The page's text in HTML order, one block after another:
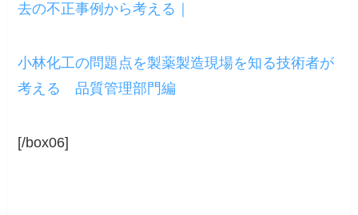
去の不正事例から考える｜
小林化工の問題点を製薬製造現場を知る技術者が
考える 品質管理部門編
[/box06]